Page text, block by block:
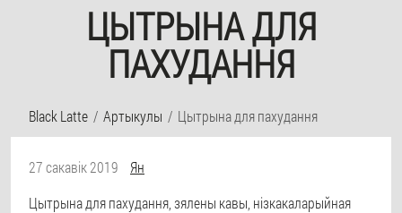
ЦЫТРЫНА ДЛЯ
ПАХУДАННЯ
Black Latte Артыкулы Цытрына для пахудання
27 сакавік 2019
Ян
Цытрына для пахудання, зялены кавы, нізкакаларыйная